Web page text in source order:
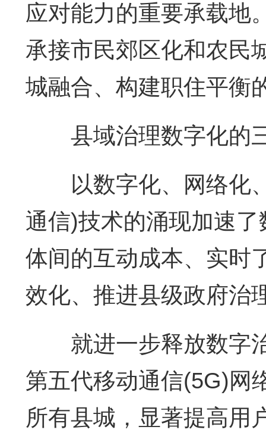
应对能力的重要承载地
承接市民郊区化和农民
城融合、构建职住平衡
县域治理数字化的
以数字化、网络化、
通信)技术的涌现加速
体间的互动成本、实时
效化、推进县级政府治
就进一步释放数字治
第五代移动通信(5G)网
所有县城，显著提高用